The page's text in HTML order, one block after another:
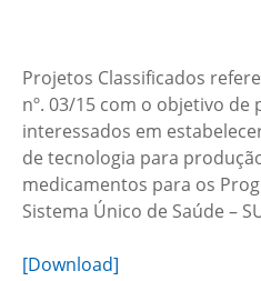
Projetos Classificados
nº. 03/15 com o objetivo
interessados em
de tecnologia para
medicamentos para os
Sistema Único de Saúde –
[Download]